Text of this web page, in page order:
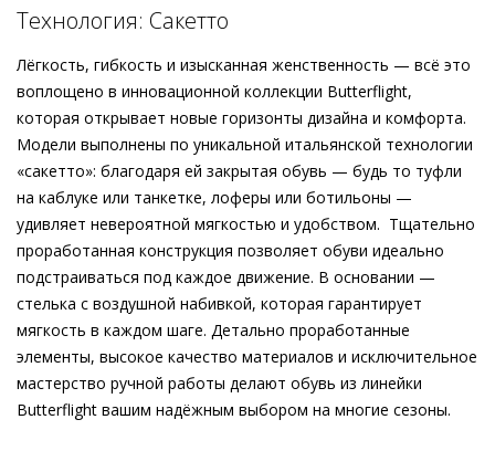
«памяти» заботится о нежной поддержке стопы, а гибкая
женственную изысканность силуэта. Будучи частью
уникальной коллекции Vienna Edition, балетки объединяют в
себе классическую элегантность и современный дизайн, где
в центре внимания стоит австрийское наследие семейной
компании Högl.
Технология: Сакетто
Лёгкость, гибкость и изысканная женственность — всё это
воплощено в инновационной коллекции Butterflight,
которая открывает новые горизонты дизайна и комфорта.
Модели выполнены по уникальной итальянской технологии
«сакетто»: благодаря ей закрытая обувь — будь то туфли
на каблуке или танкетке, лоферы или ботильоны —
удивляет невероятной мягкостью и удобством. Тщательно
проработанная конструкция позволяет обуви идеально
подстраиваться под каждое движение. В основании —
стелька с воздушной набивкой, которая гарантирует
мягкость в каждом шаге. Детально проработанные
элементы, высокое качество материалов и исключительное
мастерство ручной работы делают обувь из линейки
Butterflight вашим надёжным выбором на многие сезоны.